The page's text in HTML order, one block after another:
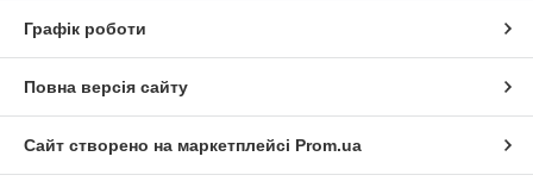
Графік роботи
Повна версія сайту
Сайт створено на маркетплейсі Prom.ua